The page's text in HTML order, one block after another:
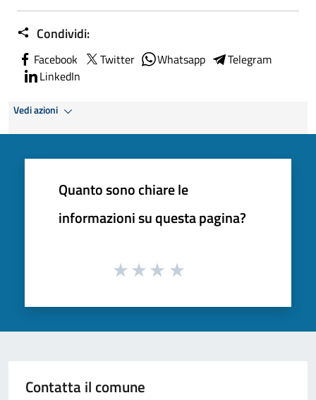
Condividi:
Facebook Twitter Whatsapp
Telegram
LinkedIn
Vedi azioni
Quanto sono chiare le
informazioni su questa pagina?
Contatta il comune